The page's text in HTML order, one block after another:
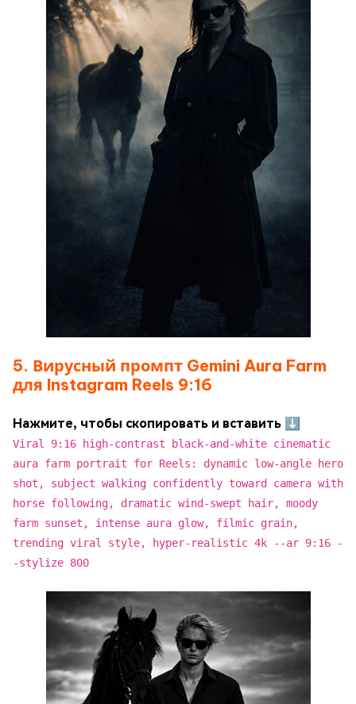
5. Вирусный промпт Gemini Aura Farm
для Instagram Reels 9:16
Нажмите, чтобы скопировать и вставить ⬇
Viral 9:16 high-contrast black-and-white cinematic
aura farm portrait for Reels: dynamic low-angle hero
shot, subject walking confidently toward camera with
horse following, dramatic wind-swept hair, moody
farm sunset, intense aura glow, filmic grain,
trending viral style, hyper-realistic 4k --ar 9:16 -
-stylize 800